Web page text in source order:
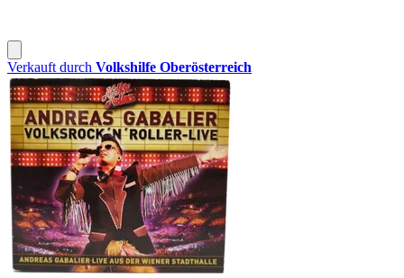
Verkauft durch Volkshilfe Oberösterreich